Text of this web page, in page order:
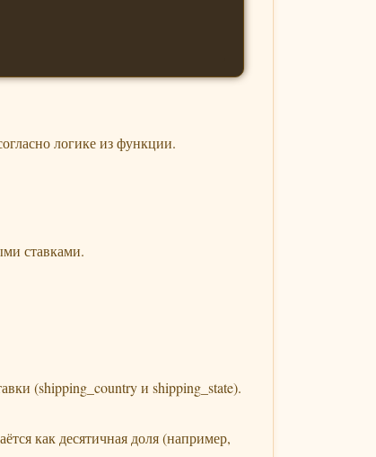
логике из функции.
ставками.
(shipping_country и shipping_state).
как десятичная доля (например,